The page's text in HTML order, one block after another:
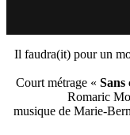
Il faudra(it) pour un
Court métrage « Sans
Romaric
musique de Marie-